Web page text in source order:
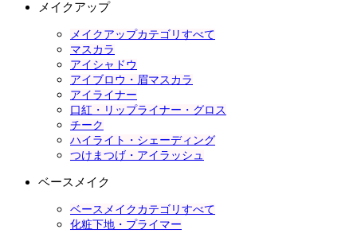
メイクアップ
メイクアップカテゴリすべて
マスカラ
アイシャドウ
アイブロウ・眉マスカラ
アイライナー
口紅・リップライナー・グロス
チーク
ハイライト・シェーディング
つけまつげ・アイラッシュ
ベースメイク
ベースメイクカテゴリすべて
化粧下地・プライマー